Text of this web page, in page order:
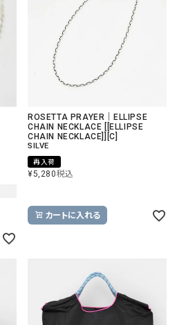
ROSETTA PRAYER｜ELLIPSE
CHAIN NECKLACE [[ELLIPSE
CHAIN NECKLACE]][C]
SILVE
再入荷
¥5,280税込
カートに入れる